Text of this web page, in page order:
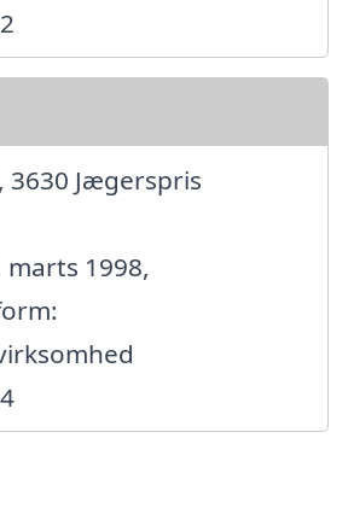
3630 Jægerspris
1998,